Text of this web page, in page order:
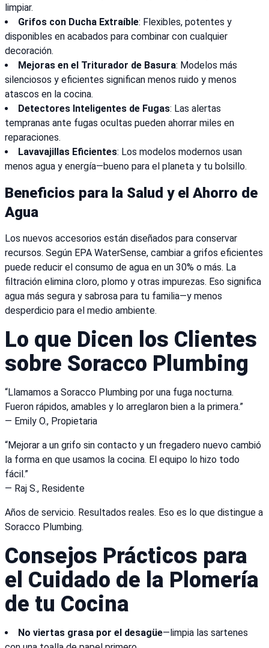
limpiar.
Grifos con Ducha Extraíble: Flexibles, potentes y
disponibles en acabados para combinar con cualquier
decoración.
Mejoras en el Triturador de Basura: Modelos más
silenciosos y eficientes significan menos ruido y menos
atascos en la cocina.
Detectores Inteligentes de Fugas: Las alertas
tempranas ante fugas ocultas pueden ahorrar miles en
reparaciones.
Lavavajillas Eficientes: Los modelos modernos usan
menos agua y energía—bueno para el planeta y tu bolsillo.
Beneficios para la Salud y el Ahorro de
Agua
Los nuevos accesorios están diseñados para conservar
recursos. Según EPA WaterSense, cambiar a grifos eficientes
puede reducir el consumo de agua en un 30% o más. La
filtración elimina cloro, plomo y otras impurezas. Eso significa
agua más segura y sabrosa para tu familia—y menos
desperdicio para el medio ambiente.
Lo que Dicen los Clientes
sobre Soracco Plumbing
“Llamamos a Soracco Plumbing por una fuga nocturna.
Fueron rápidos, amables y lo arreglaron bien a la primera.”
— Emily O., Propietaria
“Mejorar a un grifo sin contacto y un fregadero nuevo cambió
la forma en que usamos la cocina. El equipo lo hizo todo
fácil.”
— Raj S., Residente
Años de servicio. Resultados reales. Eso es lo que distingue a
Soracco Plumbing.
Consejos Prácticos para
el Cuidado de la Plomería
de tu Cocina
No viertas grasa por el desagüe—limpia las sartenes